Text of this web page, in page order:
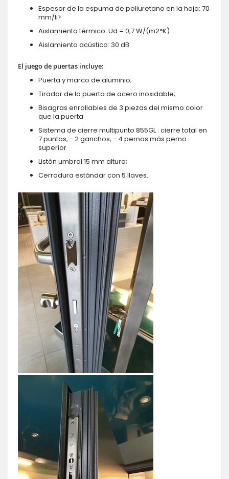
Espesor de la espuma de poliuretano en la hoja: 70
mm/li>
Aislamiento térmico: Ud = 0,7 W/(m2*K)
Aislamiento acústico: 30 dB
El juego de puertas incluye:
Puerta y marco de aluminio;
Tirador de la puerta de acero inoxidable;
Bisagras enrollables de 3 piezas del mismo color
que la puerta
Sistema de cierre multipunto 855GL : cierre total en
7 puntos, - 2 ganchos, - 4 pernos más perno
superior
Listón umbral 15 mm altura;
Cerradura estándar con 5 llaves.